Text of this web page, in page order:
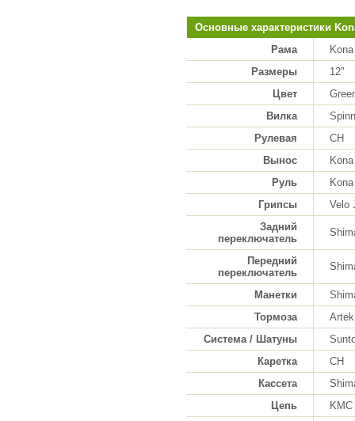
Основные характеристики
Рама
Размеры
12"
Цвет
Вилка
Рулевая
CH
Вынос
Руль
Грипсы
Velo
Задний
переключатель
Передний
переключатель
Манетки
Тормоза
Система / Шатуны
Каретка
CH
Кассета
Цепь